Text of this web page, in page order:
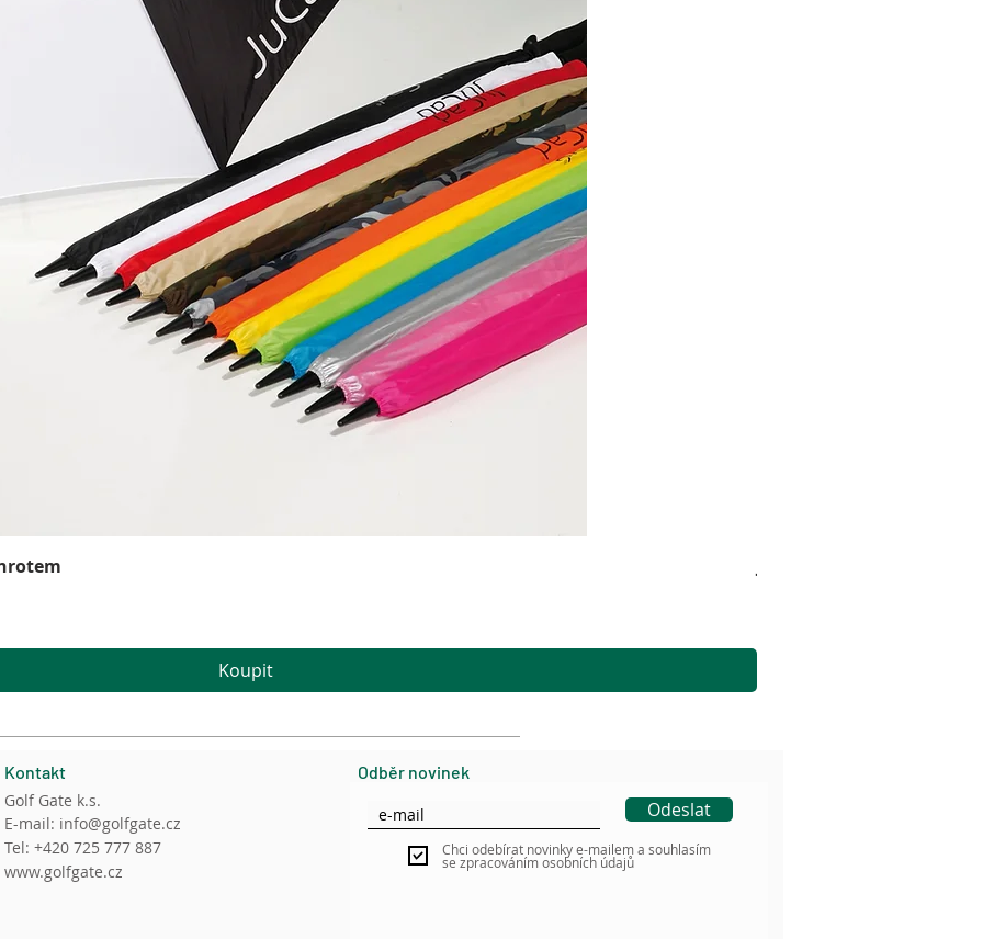
Koupit
Kontakt
Golf Gate k.s.
E-mail: info@golfgate.cz
Tel: +420 725 777 887
www.golfgate.cz
Odběr novinek
Odeslat
Chci odebírat novinky e-mailem a souhlasím
se zpracováním osobních údajů